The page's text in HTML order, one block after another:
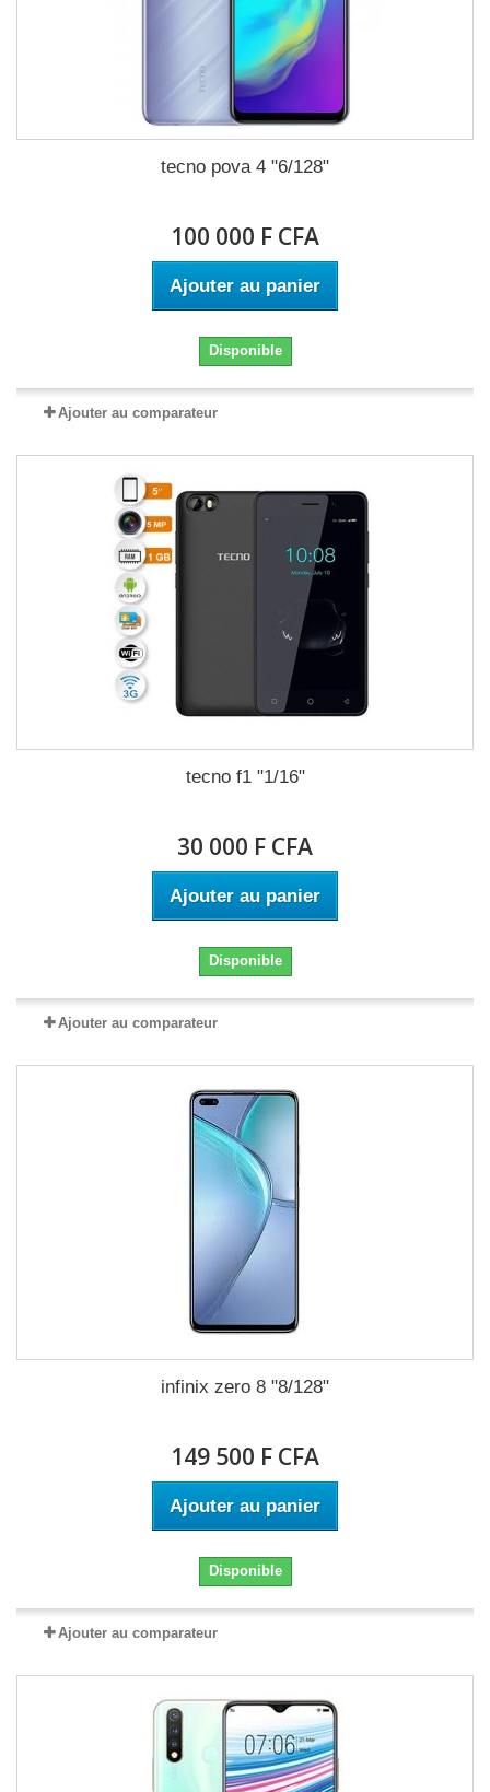
tecno pova 4 "6/128"
100 000 F CFA
Ajouter au panier
Disponible
Ajouter au comparateur
tecno f1 "1/16"
30 000 F CFA
Ajouter au panier
Disponible
Ajouter au comparateur
infinix zero 8 "8/128"
149 500 F CFA
Ajouter au panier
Disponible
Ajouter au comparateur